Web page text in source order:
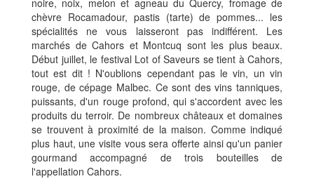
chèvre Rocamadour, pastis (tarte) de pommes... les
spécialités ne vous laisseront pas indifférent. Les
marchés de Cahors et Montcuq sont les plus beaux.
Début juillet, le festival Lot of Saveurs se tient à Cahors,
tout est dit ! N'oublions cependant pas le vin, un vin
rouge, de cépage Malbec. Ce sont des vins tanniques,
puissants, d'un rouge profond, qui s'accordent avec les
produits du terroir. De nombreux châteaux et domaines
se trouvent à proximité de la maison. Comme indiqué
plus haut, une visite vous sera offerte ainsi qu'un panier
gourmand accompagné de trois bouteilles de
l'appellation Cahors.